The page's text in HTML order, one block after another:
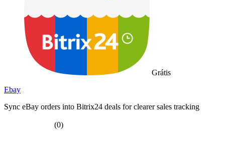
Grátis
Ebay
Sync eBay orders into Bitrix24 deals for clearer sales tracking
(0)